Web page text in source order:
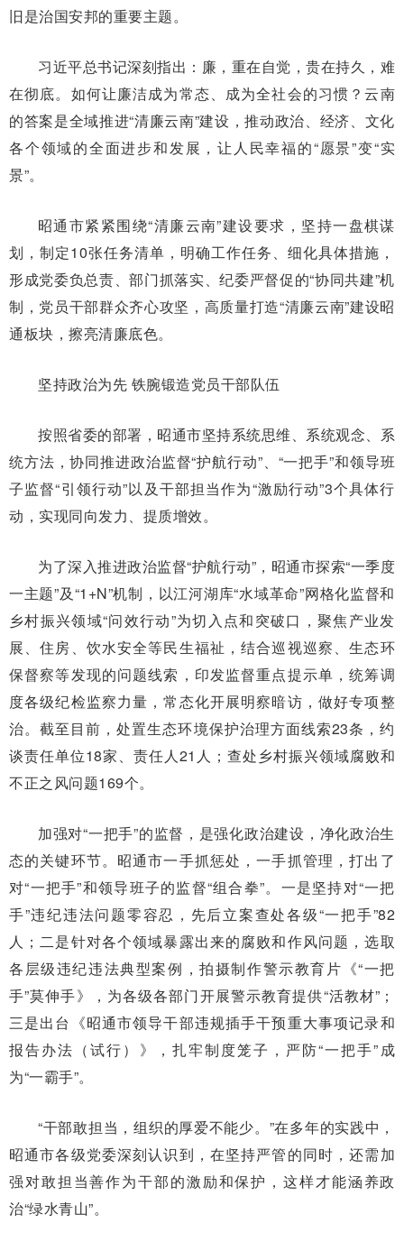
旧是治国安邦的重要主题。
习近平总书记深刻指出：廉，重在自觉，贵在持久，难
在彻底。如何让廉洁成为常态、成为全社会的习惯？云南
的答案是全域推进“清廉云南”建设，推动政治、经济、文化
各个领域的全面进步和发展，让人民幸福的“愿景”变“实
景”。
昭通市紧紧围绕“清廉云南”建设要求，坚持一盘棋谋
划，制定10张任务清单，明确工作任务、细化具体措施，
形成党委负总责、部门抓落实、纪委严督促的“协同共建”机
制，党员干部群众齐心攻坚，高质量打造“清廉云南”建设昭
通板块，擦亮清廉底色。
坚持政治为先 铁腕锻造党员干部队伍
按照省委的部署，昭通市坚持系统思维、系统观念、系
统方法，协同推进政治监督“护航行动”、“一把手”和领导班
子监督“引领行动”以及干部担当作为“激励行动”3个具体行
动，实现同向发力、提质增效。
为了深入推进政治监督“护航行动”，昭通市探索“一季度
一主题”及“1+N”机制，以江河湖库“水域革命”网格化监督和
乡村振兴领域“问效行动”为切入点和突破口，聚焦产业发
展、住房、饮水安全等民生福祉，结合巡视巡察、生态环
保督察等发现的问题线索，印发监督重点提示单，统筹调
度各级纪检监察力量，常态化开展明察暗访，做好专项整
治。截至目前，处置生态环境保护治理方面线索23条，约
谈责任单位18家、责任人21人；查处乡村振兴领域腐败和
不正之风问题169个。
加强对“一把手”的监督，是强化政治建设，净化政治生
态的关键环节。昭通市一手抓惩处，一手抓管理，打出了
对“一把手”和领导班子的监督“组合拳”。一是坚持对“一把
手”违纪违法问题零容忍，先后立案查处各级“一把手”82
人；二是针对各个领域暴露出来的腐败和作风问题，选取
各层级违纪违法典型案例，拍摄制作警示教育片《“一把
手”莫伸手》，为各级各部门开展警示教育提供“活教材”；
三是出台《昭通市领导干部违规插手干预重大事项记录和
报告办法（试行）》，扎牢制度笼子，严防“一把手”成
为“一霸手”。
“干部敢担当，组织的厚爱不能少。”在多年的实践中，
昭通市各级党委深刻认识到，在坚持严管的同时，还需加
强对敢担当善作为干部的激励和保护，这样才能涵养政
治“绿水青山”。